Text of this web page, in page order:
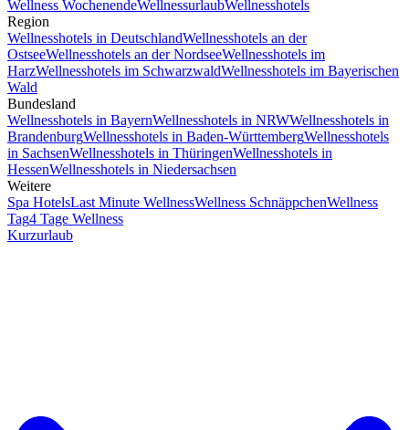
Wellness WochenendeWellnessurlaubWellnesshotels
Region
Wellnesshotels in DeutschlandWellnesshotels an der
OstseeWellnesshotels an der NordseeWellnesshotels im
HarzWellnesshotels im SchwarzwaldWellnesshotels im Bayerischen
Wald
Bundesland
Wellnesshotels in BayernWellnesshotels in NRWWellnesshotels in
BrandenburgWellnesshotels in Baden-WürttembergWellnesshotels
in SachsenWellnesshotels in ThüringenWellnesshotels in
HessenWellnesshotels in Niedersachsen
Weitere
Spa HotelsLast Minute WellnessWellness SchnäppchenWellness
Tag4 Tage Wellness
Kurzurlaub